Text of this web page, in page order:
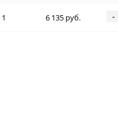
1 6 135 руб. -